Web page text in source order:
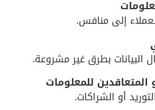
إلى منافس.
البيانات بطرق غير مشروعة.
المتعاقدين للمعلومات
أو الشراكات.